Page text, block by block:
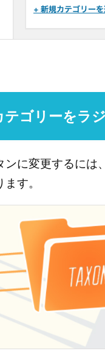
ゴリーをラ
ンに変更するに
す。